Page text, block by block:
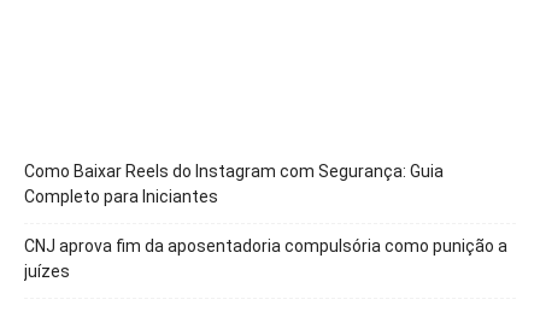
Como Baixar Reels do Instagram com Segurança: Guia
Completo para Iniciantes
CNJ aprova fim da aposentadoria compulsória como punição a
juízes